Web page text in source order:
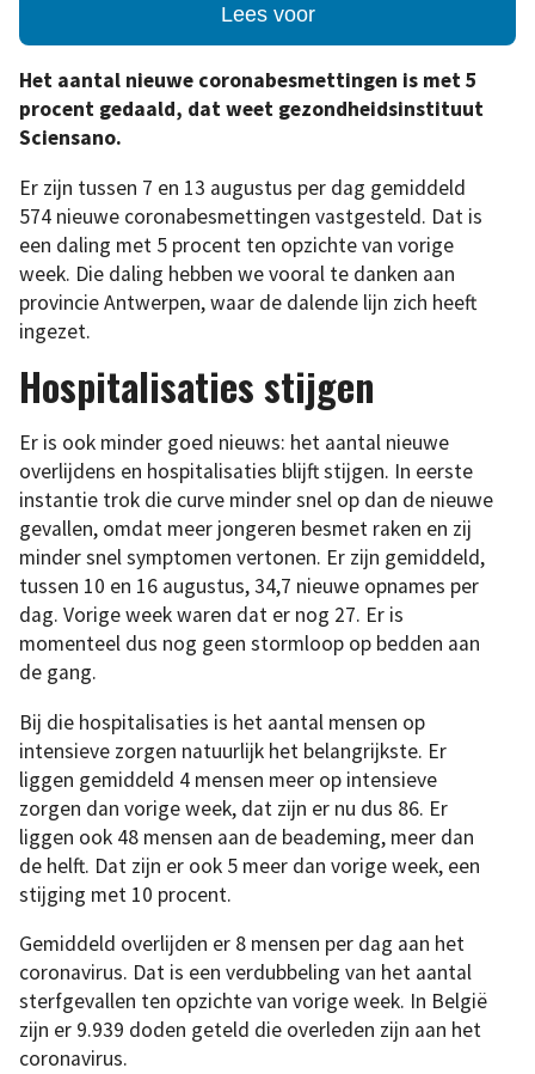
Lees voor
Het aantal nieuwe coronabesmettingen is met 5
procent gedaald, dat weet gezondheidsinstituut
Sciensano.
Er zijn tussen 7 en 13 augustus per dag gemiddeld
574 nieuwe coronabesmettingen vastgesteld. Dat is
een daling met 5 procent ten opzichte van vorige
week. Die daling hebben we vooral te danken aan
provincie Antwerpen, waar de dalende lijn zich heeft
ingezet.
Hospitalisaties stijgen
Er is ook minder goed nieuws: het aantal nieuwe
overlijdens en hospitalisaties blijft stijgen. In eerste
instantie trok die curve minder snel op dan de nieuwe
gevallen, omdat meer jongeren besmet raken en zij
minder snel symptomen vertonen. Er zijn gemiddeld,
tussen 10 en 16 augustus, 34,7 nieuwe opnames per
dag. Vorige week waren dat er nog 27. Er is
momenteel dus nog geen stormloop op bedden aan
de gang.
Bij die hospitalisaties is het aantal mensen op
intensieve zorgen natuurlijk het belangrijkste. Er
liggen gemiddeld 4 mensen meer op intensieve
zorgen dan vorige week, dat zijn er nu dus 86. Er
liggen ook 48 mensen aan de beademing, meer dan
de helft. Dat zijn er ook 5 meer dan vorige week, een
stijging met 10 procent.
Gemiddeld overlijden er 8 mensen per dag aan het
coronavirus. Dat is een verdubbeling van het aantal
sterfgevallen ten opzichte van vorige week. In België
zijn er 9.939 doden geteld die overleden zijn aan het
coronavirus.